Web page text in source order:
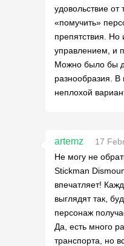
удовольствие от
«помучить»
препятствия. Но
управлением, и
Можно было бы
разнообразия.
неплохой
artemz
17
Не могу не
Stickman
впечатляет!
выглядят так,
персонаж
Да, есть много
транспорта, но